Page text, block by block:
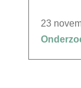
23